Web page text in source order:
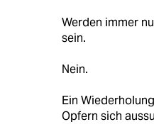
Werden immer
sein.
Nein.
Ein
Opfern sich